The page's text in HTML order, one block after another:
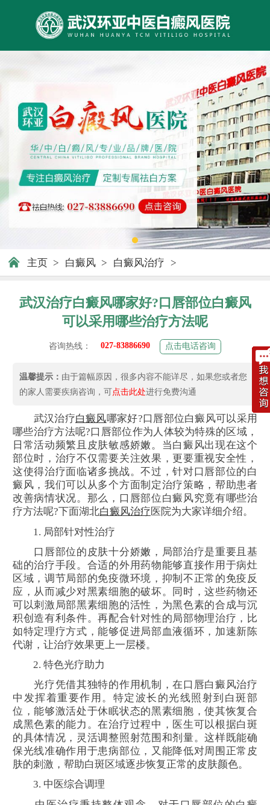
主页 > 白癜风 > 白癜风治疗 >
武汉治疗白癜风哪家好?口唇部位白癜风
可以采用哪些治疗方法呢
咨询热线： 027-83886690 点击电话咨询
温馨提示： 由于篇幅原因，很多内容不能详尽，如果您或者您
的家人需要疾病咨询，可点击此处进行免费沟通
武汉治疗白癜风哪家好?口唇部位白癜风可以采用
哪些治疗方法呢?口唇部位作为人体较为特殊的区域，
日常活动频繁且皮肤敏感娇嫩。当白癜风出现在这个
部位时，治疗不仅需要关注效果，更要重视安全性，
这使得治疗面临诸多挑战。不过，针对口唇部位的白
癜风，我们可以从多个方面制定治疗策略，帮助患者
改善病情状况。那么，口唇部位白癜风究竟有哪些治
疗方法呢?下面湖北白癜风治疗 医院为大家详细介绍。
1. 局部针对性治疗
口唇部位的皮肤十分娇嫩，局部治疗是重要且基
础的治疗手段。合适的外用药物能够直接作用于病灶
区域，调节局部的免疫微环境，抑制不正常的免疫反
应，从而减少对黑素细胞的破坏。同时，这些药物还
可以刺激局部黑素细胞的活性，为黑色素的合成与沉
积创造有利条件。再配合针对性的局部物理治疗，比
如特定理疗方式，能够促进局部血液循环，加速新陈
代谢，让治疗效果更上一层楼。
2. 特色光疗助力
光疗凭借其独特的作用机制，在口唇白癜风治疗
中发挥着重要作用。特定波长的光线照射到白斑部
位，能够激活处于休眠状态的黑素细胞，使其恢复合
成黑色素的能力。在治疗过程中，医生可以根据白斑
的具体情况，灵活调整照射范围和剂量。这样既能确
保光线准确作用于患病部位，又能降低对周围正常皮
肤的刺激，帮助白斑区域逐步恢复正常的皮肤颜色。
3. 中医综合调理